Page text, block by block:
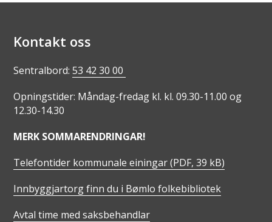
Kontakt oss
Sentralbord:53 42 30 00
Opningstider: Måndag-fredag kl. kl. 09.30-11.00 og
12.30-14.30
MERK SOMMARENDRINGAR!
Telefontider kommunale einingar(PDF, 39 kB)
Innbyggjartorg finn du i Bømlo folkebibliotek
Avtal time med saksbehandlar